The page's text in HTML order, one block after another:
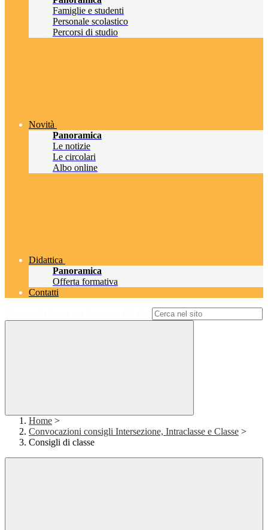
Famiglie e studenti
Personale scolastico
Percorsi di studio
Novità
Panoramica
Le notizie
Le circolari
Albo online
Didattica
Panoramica
Offerta formativa
Contatti
Home >
Convocazioni consigli Intersezione, Intraclasse e Classe >
Consigli di classe